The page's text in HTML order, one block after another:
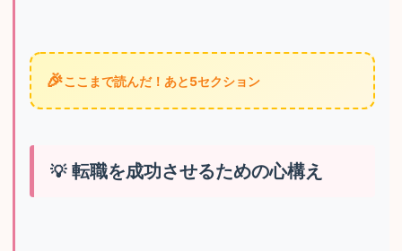
🎉ここまで読んだ！あと5セクション
転職を成功させるための心構え